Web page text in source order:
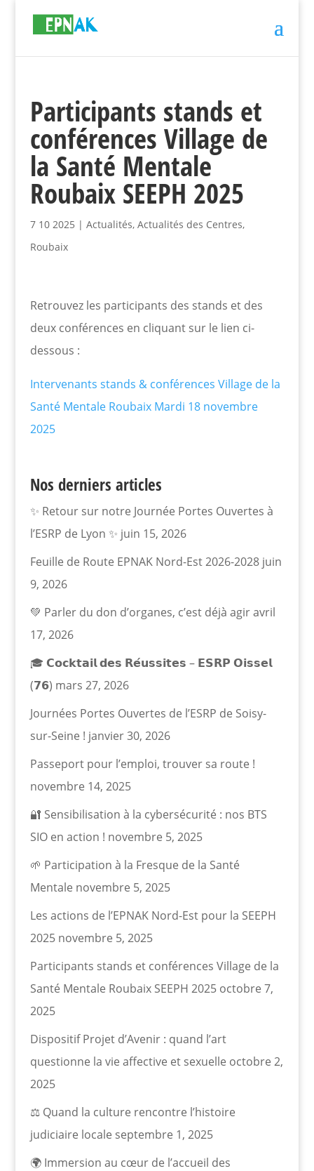
Participants stands et
conférences Village de
la Santé Mentale
Roubaix SEEPH 2025
7 10 2025 | Actualités, Actualités des Centres,
Roubaix
Retrouvez les participants des stands et des
deux conférences en cliquant sur le lien ci-
dessous :
Intervenants stands & conférences Village de la
Santé Mentale Roubaix Mardi 18 novembre
2025
Nos derniers articles
✨ Retour sur notre Journée Portes Ouvertes à
l’ESRP de Lyon ✨ juin 15, 2026
Feuille de Route EPNAK Nord-Est 2026-2028 juin
9, 2026
💚 Parler du don d’organes, c’est déjà agir avril
17, 2026
🎓 𝗖𝗼𝗰𝗸𝘁𝗮𝗶𝗹 𝗱𝗲𝘀 𝗥𝗲́𝘂𝘀𝘀𝗶𝘁𝗲𝘀 – 𝗘𝗦𝗥𝗣 𝗢𝗶𝘀𝘀𝗲𝗹
(𝟳𝟲) mars 27, 2026
Journées Portes Ouvertes de l’ESRP de Soisy-
sur-Seine ! janvier 30, 2026
Passeport pour l’emploi, trouver sa route !
novembre 14, 2025
🔐 Sensibilisation à la cybersécurité : nos BTS
SIO en action ! novembre 5, 2025
🌱 Participation à la Fresque de la Santé
Mentale novembre 5, 2025
Les actions de l’EPNAK Nord-Est pour la SEEPH
2025 novembre 5, 2025
Participants stands et conférences Village de la
Santé Mentale Roubaix SEEPH 2025 octobre 7,
2025
Dispositif Projet d’Avenir : quand l’art
questionne la vie affective et sexuelle octobre 2,
2025
⚖️ Quand la culture rencontre l’histoire
judiciaire locale septembre 1, 2025
🌍 Immersion au cœur de l’accueil des